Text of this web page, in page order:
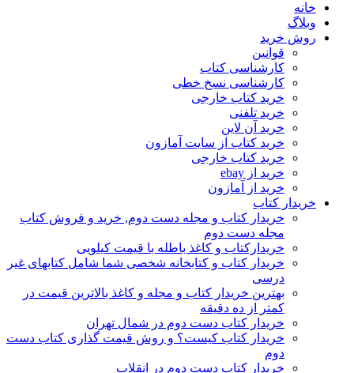
خانه
وبلاگ
روش خرید
قوانین
کارشناسی کتاب
کارشناسی نسخ خطی
خرید کتاب خارجی
خرید تلفنی
خرید آن لاین
خرید کتاب از سایت آمازون
خرید کتاب خارجی
خرید از ebay
خرید از آمازون
خریدار کتاب
خریدار کتاب و مجله دست دوم, خرید و فروش کتاب
مجله دست دوم
خریدارکتاب و کاغذ باطله با قیمت کیلویی
خریدار کتاب و کتابخانه شخصی شما شامل کتابهای غیر
درسی
بهترین خریدار کتاب و مجله و کاغذ بالاترین قیمت در
کمتر از ده دقیقه
خریدار کتاب دست دوم در شمال تهران
خریدار کتاب کیست؟ و روش قیمت گذاری کتاب دست
دوم
خریدار کتاب دست دوم در انقلاب